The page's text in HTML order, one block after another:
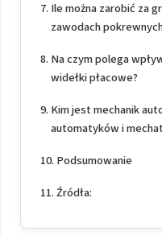
Ile można zarobić za
zawodach
Na czym polega
widełki płacowe?
Kim jest mechanik
automatyków i
Podsumowanie
Źródła: